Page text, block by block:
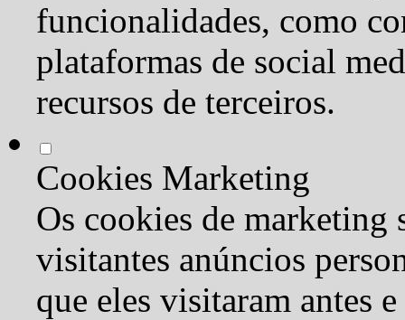
funcionalidades, como
plataformas de social
recursos de terceiros.
Cookies Marketing
Os cookies de marketing
visitantes anúncios
que eles visitaram antes